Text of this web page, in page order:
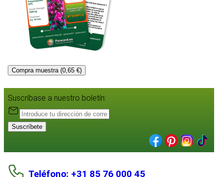
Compra muestra (0,65 €)
Suscríbase a nuestro boletín:
Suscríbete
Teléfono: +31 85 76 000 45